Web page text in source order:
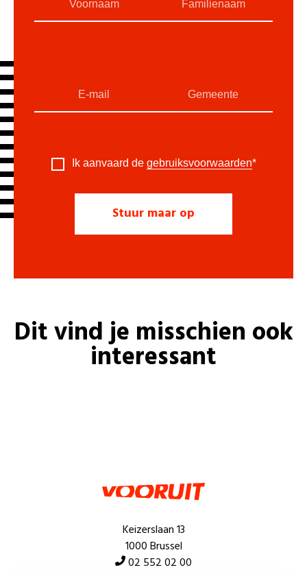
Ik aanvaard de gebruiksvoorwaarden*
Dit vind je misschien ook
interessant
Keizerslaan 13
1000 Brussel
02 552 02 00